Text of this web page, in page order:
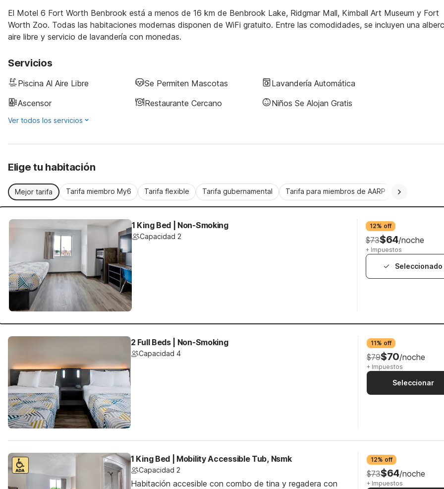
El Motel 6 Fort Worth Benbrook está a menos de 16 km de Benbrook Lake, Ridgmar Mall, Kimball Art Museum y Fort
Worth Zoo. Todas las habitaciones modernas disponen de WiFi gratuito. Entre las comodidades, se incluyen una
aire libre y servicio de lavandería con monedas.
Servicios
Piscina Al Aire Libre Se Permiten Mascotas
Lavandería Automática
Ascensor
Restaurante Cercano Niños Se Alojan Gratis
Ver todos los servicios
Elige tu habitación
Mejor tarifa Tarifa miembro My6 Tarifa flexible Tarifa gubernamental Tarifa para miembros de AARP
1 King Bed | Non-Smoking
Capacidad 2
12% off
$73$64/noche
+ Impuestos
Seleccionado
2 Full Beds | Non-Smoking
Capacidad 4
11% off
$79$70/noche
+ Impuestos
Seleccionar
1 King Bed | Mobility Accessible Tub, Nsmk
Capacidad 2
Habitación accesible con combo de tina y regadera con
12% off
$73$64/noche
+ Impuestos